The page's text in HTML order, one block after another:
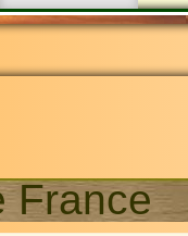
France